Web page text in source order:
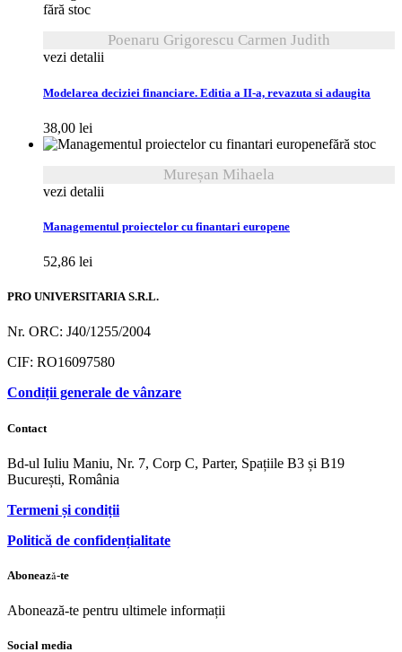
fără stoc
Poenaru Grigorescu Carmen Judith
vezi detalii
Modelarea deciziei financiare. Editia a II-a, revazuta si adaugita
38,00 lei
fără stoc
Mureșan Mihaela
vezi detalii
Managementul proiectelor cu finantari europene
52,86 lei
PRO UNIVERSITARIA S.R.L.
Nr. ORC: J40/1255/2004
CIF: RO16097580
Condiții generale de vânzare
Contact
Bd-ul Iuliu Maniu, Nr. 7, Corp C, Parter, Spațiile B3 și B19
București, România
Termeni și condiții
Politică de confidențialitate
Abonează-te
Abonează-te pentru ultimele informații
Social media